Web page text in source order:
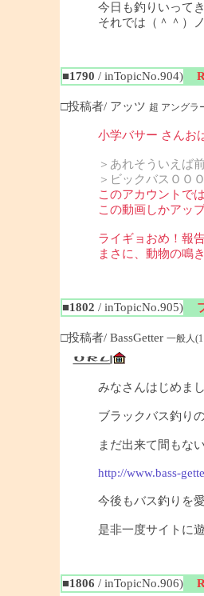
今日も釣りいって
それでは（＾＾）
■1790 / inTopicNo.904)
□投稿者/ アッツ 超 アングラ
小学バサー さんお
＞あれそういえば
＞ビックバスＯＯ
このアカウントで
この動画しかアッ
ライギョおめ！報
まさに、動物の鳴
■1802 / inTopicNo.905)
□投稿者/ BassGetter 一般人(1
みなさんはじめま
ブラックバス釣り
まだ出来て間もな
http://www.bass-
今後もバス釣りを
是非一度サイトに
■1806 / inTopicNo.906)